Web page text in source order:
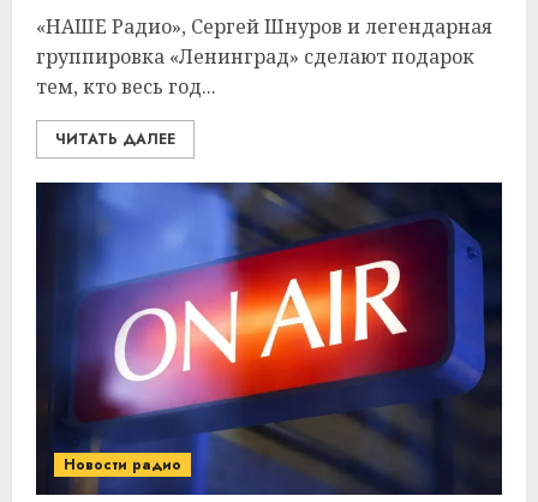
«НАШЕ Радио», Сергей Шнуров и легендарная
группировка «Ленинград» сделают подарок
тем, кто весь год...
ЧИТАТЬ ДАЛЕЕ
Новости радио